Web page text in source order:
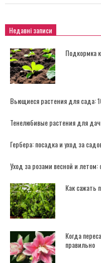
Недавні записи
Подкормка
Вьющиеся растения для сада:
Тенелюбивые растения для
Гербера: посадка и уход за
Уход за розами весной и
Как сажать
Когда
правильно